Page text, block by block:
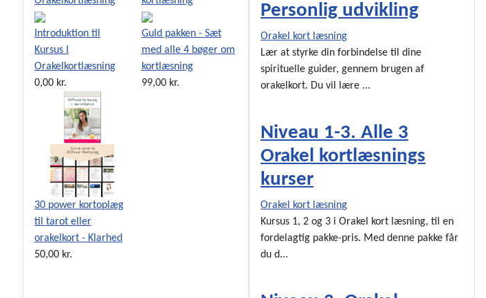
Introduktion til
Kursus I
Orakelkortlæsning
0,00 kr.
Guld pakken - Sæt
med alle 4 bøger om
kortlæsning
99,00 kr.
30 power kortoplæg
til tarot eller
orakelkort - Klarhed
50,00 kr.
Personlig udvikling
Orakel kort læsning
Lær at styrke din forbindelse til dine
spirituelle guider, gennem brugen af
orakelkort. Du vil lære ...
Niveau 1-3. Alle 3
Orakel kortlæsnings
kurser
Orakel kort læsning
Kursus 1, 2 og 3 i Orakel kort læsning, til en
fordelagtig pakke-pris. Med denne pakke får
du d...